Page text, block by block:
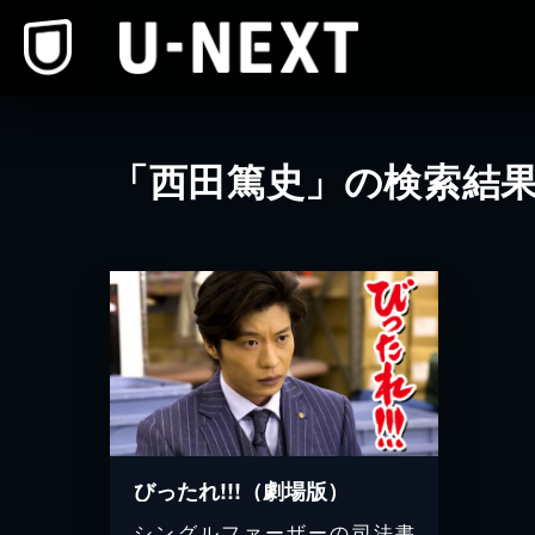
「西田篤史」の検索結
びったれ!!!（劇場版）